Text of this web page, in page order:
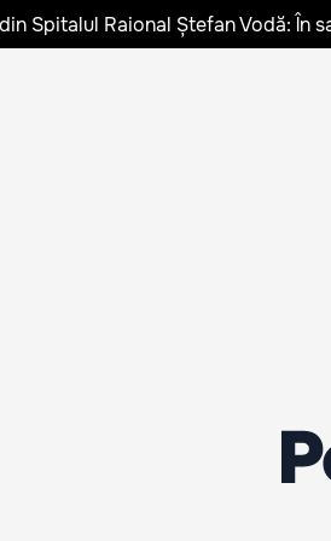
Spitalul Raional Ștefan Vodă: În